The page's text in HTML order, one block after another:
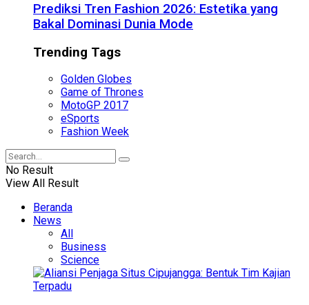
Prediksi Tren Fashion 2026: Estetika yang
Bakal Dominasi Dunia Mode
Trending Tags
Golden Globes
Game of Thrones
MotoGP 2017
eSports
Fashion Week
No Result
View All Result
Beranda
News
All
Business
Science